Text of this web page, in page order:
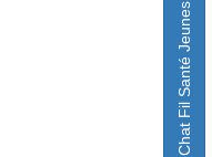
Chat Fil Santé Jeunes